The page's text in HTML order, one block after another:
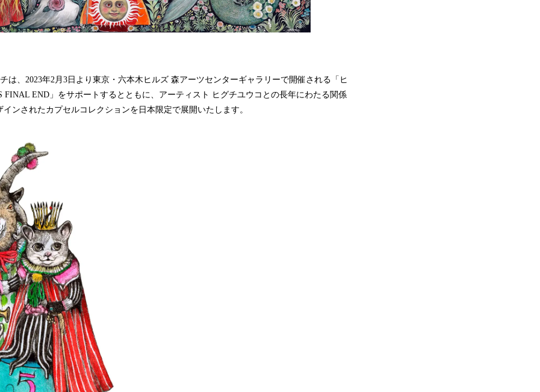
は、2023年2月3日より東京・六本木ヒルズ 森アーツセンターギャラリーで開催される「ヒ
FINAL END」をサポートするとともに、アーティスト ヒグチユウコとの長年にわたる関係
ンされたカプセルコレクションを日本限定で展開いたします。